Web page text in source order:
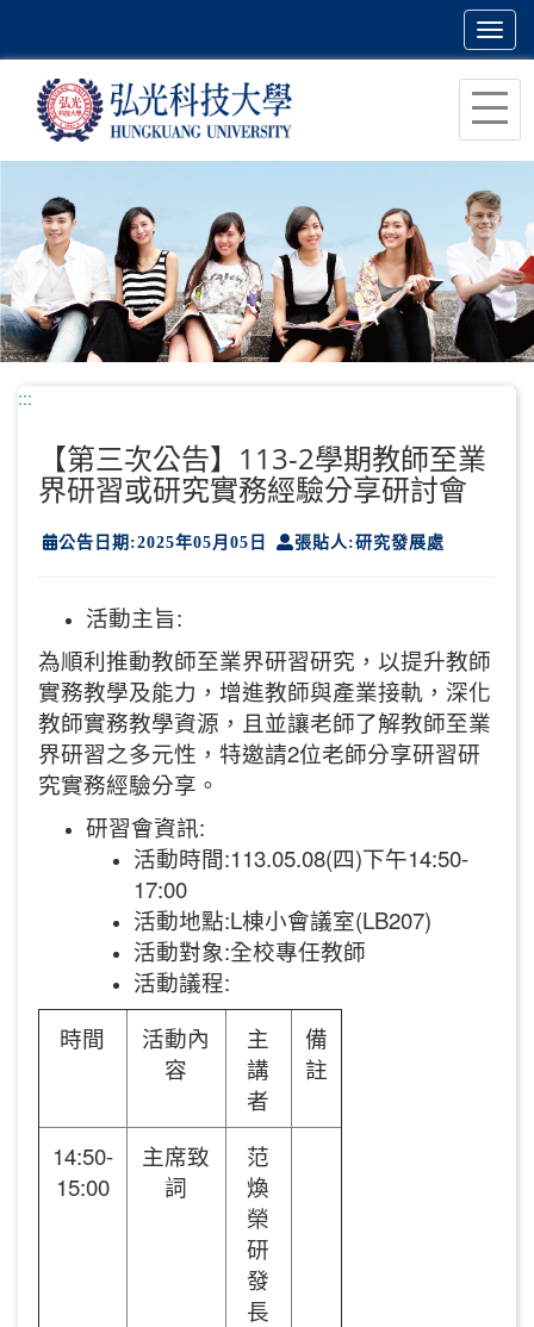
主
容
區
塊
:::
【第三次公告】113-2學期教師至業
界研習或研究實務經驗分享研討會
公告日期:2025年05月05日 張貼人:研究發展處
活動主旨:
為順利推動教師至業界研習研究，以提升教師
實務教學及能力，增進教師與產業接軌，深化
教師實務教學資源，且並讓老師了解教師至業
界研習之多元性，特邀請2位老師分享研習研
究實務經驗分享。
研習會資訊:
活動時間:113.05.08(四)下午14:50-
17:00
活動地點:L棟小會議室(LB207)
活動對象:全校專任教師
活動議程:
時間
活動內
容
主
講
者
備
註
14:50-
15:00
主席致
詞
范
煥
榮
研
發
長